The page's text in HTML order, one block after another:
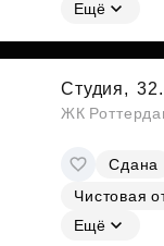
Ещё
Студия,
ЖК
Сдана
Чистовая
Ещё